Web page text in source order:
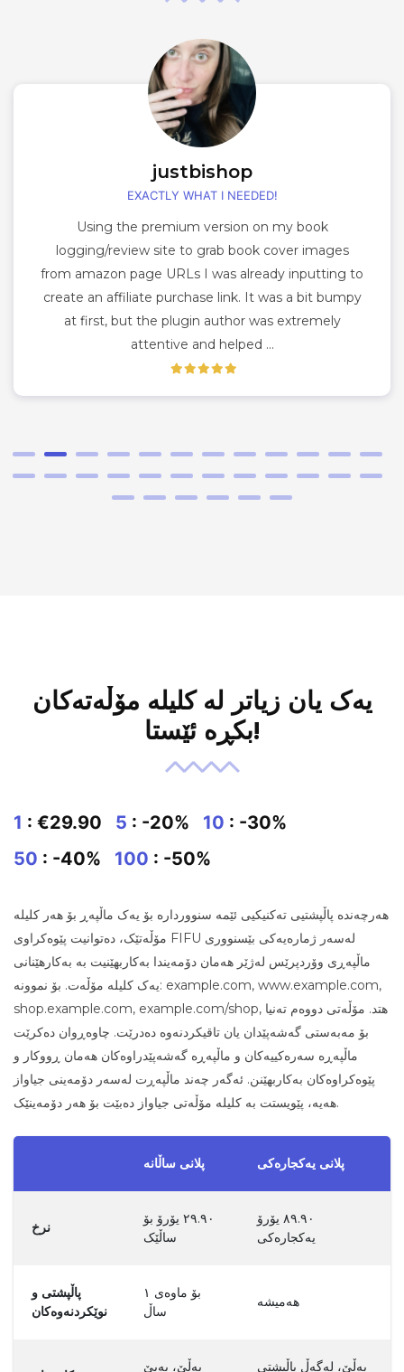
justbishop
EXACTLY WHAT I NEEDED!
Using the premium version on my book
logging/review site to grab book cover images
from amazon page URLs I was already inputting to
create an affiliate purchase link. It was a bit bumpy
at first, but the plugin author was extremely
attentive and helped ...
یەک یان زیاتر لە کلیلە مۆڵەتەکان
بکڕە ئێستا!
1 : €29.90 5 : -20% 10 : -30%
50 : -40% 100 : -50%
هەرچەندە پاڵپشتیی تەکنیکیی ئێمە سنووردارە بۆ یەک ماڵپەڕ بۆ هەر کلیلە
مۆڵەتێک، دەتوانیت پێوەکراوی FIFU لەسەر ژمارەیەکی بێسنووری
ماڵپەڕی وۆردپرێس لەژێر هەمان دۆمەیندا بەکاربهێنیت بە بەکارهێنانی
یەک کلیلە مۆڵەت. بۆ نموونە: example.com, www.example.com,
shop.example.com, example.com/shop, هتد. مۆڵەتی دووەم تەنیا
بۆ مەبەستی گەشەپێدان یان تاقیکردنەوە دەدرێت. چاوەڕوان دەکرێت
ماڵپەڕە سەرەکییەکان و ماڵپەڕە گەشەپێدراوەکان هەمان ڕووکار و
پێوەکراوەکان بەکاربهێنن. ئەگەر چەند ماڵپەڕت لەسەر دۆمەینی جیاواز
هەیە، پێویستت بە کلیلە مۆڵەتی جیاواز دەبێت بۆ هەر دۆمەینێک.
پلانی ساڵانە پلانی یەکجارەکی
نرخ
٢٩.٩٠ یۆرۆ بۆ
ساڵێک
٨٩.٩٠ یۆرۆ
یەکجارەکی
پاڵپشتی و
نوێکردنەوەکان
بۆ ماوەی ١
ساڵ
هەمیشە
بەڵێ، بەبێ بەڵێ، لەگەڵ پاڵپشتی